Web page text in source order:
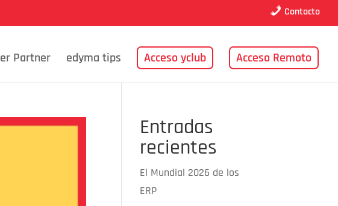
Contacto
Partner edyma tips Acceso yclub Acceso Remoto
Entradas
recientes
El Mundial 2026 de los
ERP